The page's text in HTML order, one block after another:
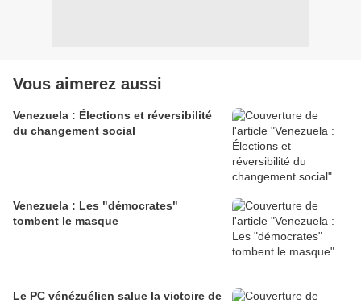
Vous aimerez aussi
Venezuela : Élections et réversibilité
du changement social
Venezuela : Les "démocrates"
tombent le masque
Le PC vénézuélien salue la victoire de